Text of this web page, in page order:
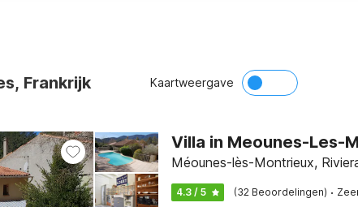
Frankrijk Kaartweergave
Villa in Meounes-Les-
Méounes-lès-Montrieux,
4.3 / 5 (32 Beoordelingen) ·